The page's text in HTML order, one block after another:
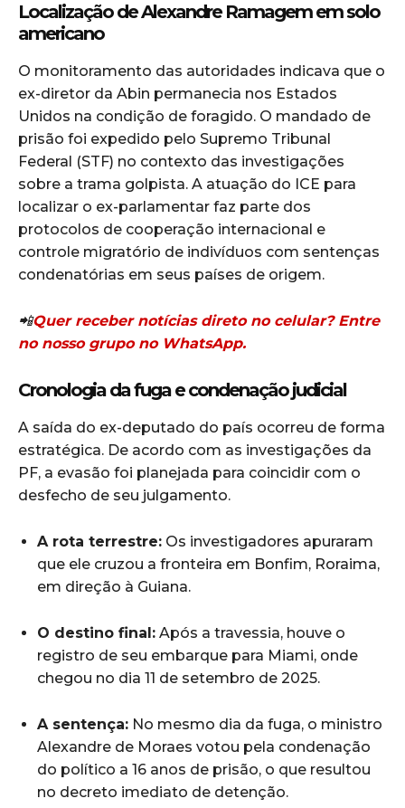
Localização de Alexandre Ramagem em solo
americano
O monitoramento das autoridades indicava que o
ex-diretor da Abin permanecia nos Estados
Unidos na condição de foragido. O mandado de
prisão foi expedido pelo Supremo Tribunal
Federal (STF) no contexto das investigações
sobre a trama golpista. A atuação do ICE para
localizar o ex-parlamentar faz parte dos
protocolos de cooperação internacional e
controle migratório de indivíduos com sentenças
condenatórias em seus países de origem.
📲Quer receber notícias direto no celular? Entre
no nosso grupo no WhatsApp.
Cronologia da fuga e condenação judicial
A saída do ex-deputado do país ocorreu de forma
estratégica. De acordo com as investigações da
PF, a evasão foi planejada para coincidir com o
desfecho de seu julgamento.
A rota terrestre: Os investigadores apuraram
que ele cruzou a fronteira em Bonfim, Roraima,
em direção à Guiana.
O destino final: Após a travessia, houve o
registro de seu embarque para Miami, onde
chegou no dia 11 de setembro de 2025.
A sentença: No mesmo dia da fuga, o ministro
Alexandre de Moraes votou pela condenação
do político a 16 anos de prisão, o que resultou
no decreto imediato de detenção.